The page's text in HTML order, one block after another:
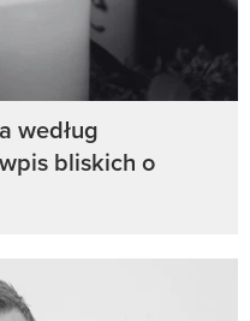
według
bliskich o